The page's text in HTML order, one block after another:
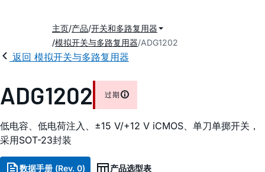
主页 产品 开关和多路复用器
模拟开关与多路复用器 ADG1202
返回 模拟开关与多路复用器
ADG1202 过期
低电容、低电荷注入、±15 V/+12 V iCMOS、单刀单掷开关，
采用SOT-23封装
数据手册 (Rev. 0) 产品选型表